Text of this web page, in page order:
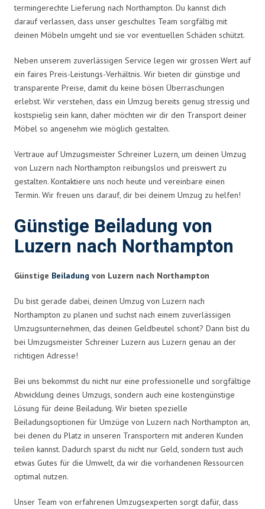
termingerechte Lieferung nach Northampton. Du kannst dich
darauf verlassen, dass unser geschultes Team sorgfältig mit
deinen Möbeln umgeht und sie vor eventuellen Schäden schützt.
Neben unserem zuverlässigen Service legen wir grossen Wert auf
ein faires Preis-Leistungs-Verhältnis. Wir bieten dir günstige und
transparente Preise, damit du keine bösen Überraschungen
erlebst. Wir verstehen, dass ein Umzug bereits genug stressig und
kostspielig sein kann, daher möchten wir dir den Transport deiner
Möbel so angenehm wie möglich gestalten.
Vertraue auf Umzugsmeister Schreiner Luzern, um deinen Umzug
von Luzern nach Northampton reibungslos und preiswert zu
gestalten. Kontaktiere uns noch heute und vereinbare einen
Termin. Wir freuen uns darauf, dir bei deinem Umzug zu helfen!
Günstige Beiladung von
Luzern nach Northampton
Günstige Beiladung von Luzern nach Northampton
Du bist gerade dabei, deinen Umzug von Luzern nach
Northampton zu planen und suchst nach einem zuverlässigen
Umzugsunternehmen, das deinen Geldbeutel schont? Dann bist du
bei Umzugsmeister Schreiner Luzern aus Luzern genau an der
richtigen Adresse!
Bei uns bekommst du nicht nur eine professionelle und sorgfältige
Abwicklung deines Umzugs, sondern auch eine kostengünstige
Lösung für deine Beiladung. Wir bieten spezielle
Beiladungsoptionen für Umzüge von Luzern nach Northampton an,
bei denen du Platz in unseren Transportern mit anderen Kunden
teilen kannst. Dadurch sparst du nicht nur Geld, sondern tust auch
etwas Gutes für die Umwelt, da wir die vorhandenen Ressourcen
optimal nutzen.
Unser Team von erfahrenen Umzugsexperten sorgt dafür, dass